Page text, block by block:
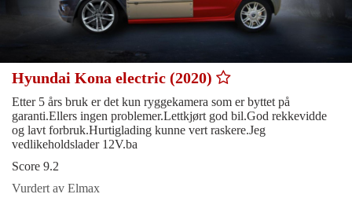
Hyundai Kona electric (2020)
Etter 5 års bruk er det kun ryggekamera som er byttet på
garanti.Ellers ingen problemer.Lettkjørt god bil.God rekkevidde
og lavt forbruk.Hurtiglading kunne vert raskere.Jeg
vedlikeholdslader 12V.ba
Score 9.2
Vurdert av Elmax